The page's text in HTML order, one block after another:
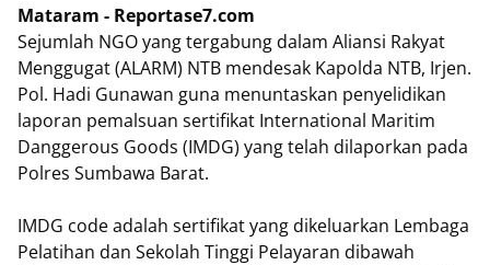
Mataram - Reportase7.com
Sejumlah NGO yang tergabung dalam Aliansi Rakyat
Menggugat (ALARM) NTB mendesak Kapolda NTB, Irjen.
Pol. Hadi Gunawan guna menuntaskan penyelidikan
laporan pemalsuan sertifikat International Maritim
Danggerous Goods (IMDG) yang telah dilaporkan pada
Polres Sumbawa Barat.
IMDG code adalah sertifikat yang dikeluarkan Lembaga
Pelatihan dan Sekolah Tinggi Pelayaran dibawah